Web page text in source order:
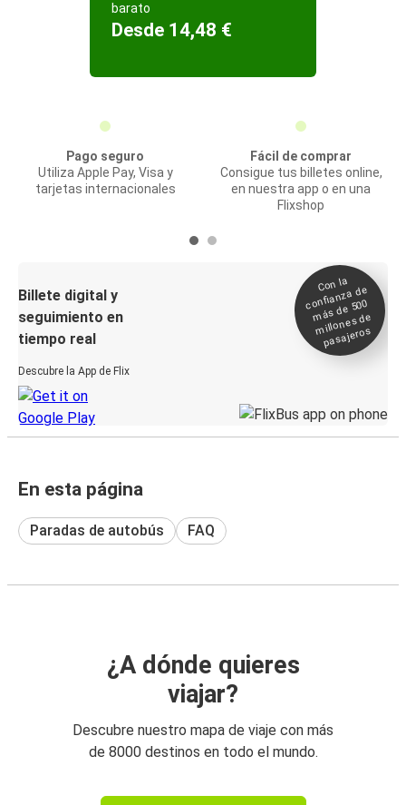
barato
Desde 14,48 €
Pago seguro
Utiliza Apple Pay, Visa y
tarjetas internacionales
Fácil de comprar
Consigue tus billetes online,
en nuestra app o en una
Flixshop
Billete digital y
seguimiento en
tiempo real
Descubre la App de Flix
Con la
confianza de
más de 500
millones de
pasajeros
En esta página
Paradas de autobús FAQ
¿A dónde quieres
viajar?
Descubre nuestro mapa de viaje con más
de 8000 destinos en todo el mundo.